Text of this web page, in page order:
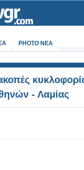
PHOTO NEA
- Λαμίας